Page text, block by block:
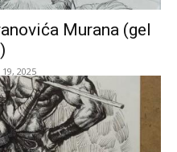
Murana (gel
2025